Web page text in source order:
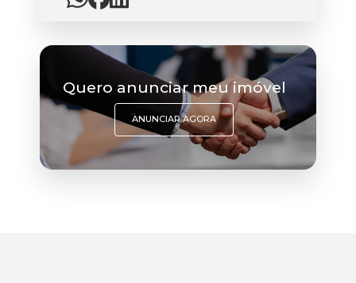
Quero anunciar meu imóvel
ANUNCIAR AGORA